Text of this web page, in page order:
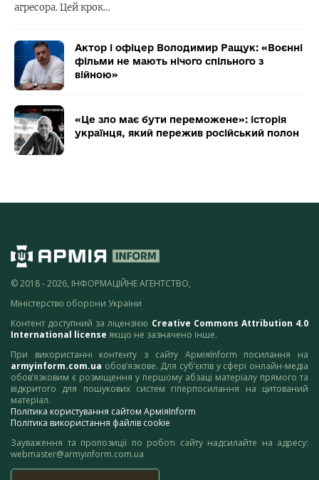
агресора. Цей крок…
Актор і офіцер Володимир Ращук: «Воєнні
фільми не мають нічого спільного з
війною»
«Це зло має бути переможене»: історія
українця, який пережив російський полон
© 2018 - 2026, ІНФОРМАЦІЙНЕ АГЕНТСТВО,
Міністерство оборони України
Контент доступний за ліцензією Creative Commons Attribution 4.0
International license якщо не зазначено інше.
При використанні контенту з сайту АрміяInform посилання на
armyinform.com.ua обов’язкове. Для суб’єктів у сфері онлайн-медіа
обов’язковим є розміщення у першому абзаці матеріалу прямого та
відкритого для пошукових систем гіперпосилання на цитований
матеріал.
Політика користування сайтом АрміяInform
Політика використання файлів cookie
Зауваження та пропозиції по роботі сайту надсилайте на адресу:
webmaster@armyinform.com.ua